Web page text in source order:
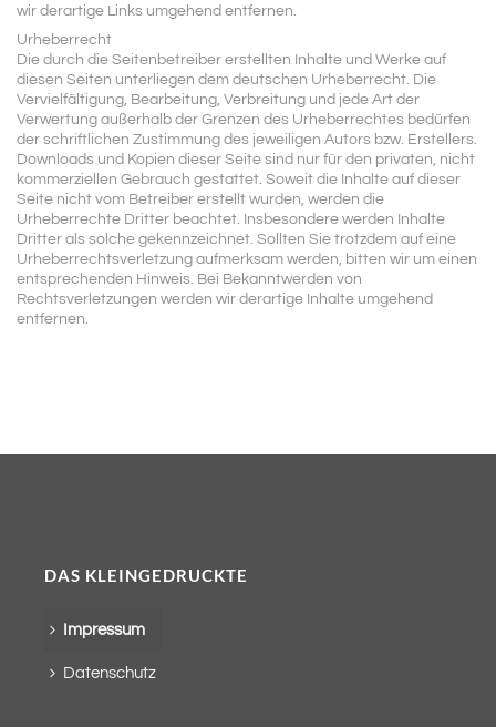
wir derartige Links umgehend entfernen.
Urheberrecht
Die durch die Seitenbetreiber erstellten Inhalte und Werke auf
diesen Seiten unterliegen dem deutschen Urheberrecht. Die
Vervielfältigung, Bearbeitung, Verbreitung und jede Art der
Verwertung außerhalb der Grenzen des Urheberrechtes bedürfen
der schriftlichen Zustimmung des jeweiligen Autors bzw. Erstellers.
Downloads und Kopien dieser Seite sind nur für den privaten, nicht
kommerziellen Gebrauch gestattet. Soweit die Inhalte auf dieser
Seite nicht vom Betreiber erstellt wurden, werden die
Urheberrechte Dritter beachtet. Insbesondere werden Inhalte
Dritter als solche gekennzeichnet. Sollten Sie trotzdem auf eine
Urheberrechtsverletzung aufmerksam werden, bitten wir um einen
entsprechenden Hinweis. Bei Bekanntwerden von
Rechtsverletzungen werden wir derartige Inhalte umgehend
entfernen.
DAS KLEINGEDRUCKTE
Impressum
Datenschutz